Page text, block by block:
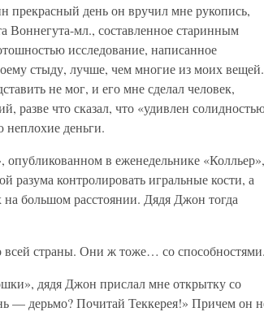
прекрасный день он вручил мне рукопись,
Воннегута-мл., составленное старинным
исследование, написанное
стыду, лучше, чем многие из моих вещей.
не мог, и его мне сделал человек,
разве что сказал, что «удивлен
неплохие деньги.
в еженедельнике «Колльер»,
разума контролировать игральные кости, а
большом расстоянии. Дядя Джон тогда
всей страны. Они ж тоже… со способностями.
дядя Джон прислал мне открытку со
— дерьмо? Почитай Теккерея!» Причем он